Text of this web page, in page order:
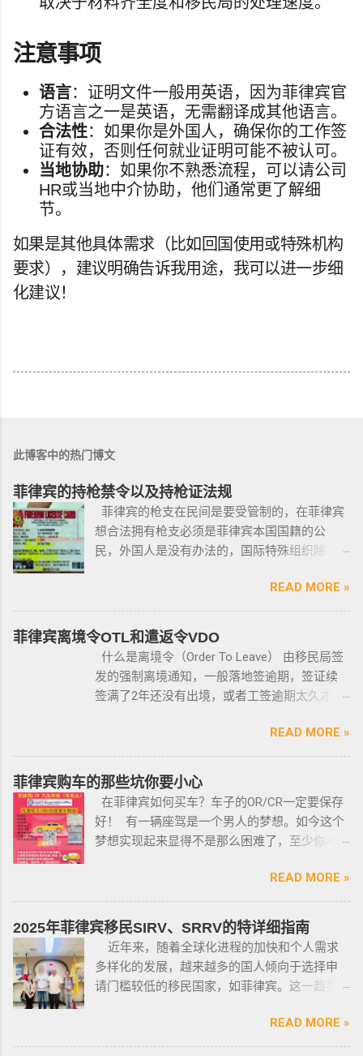
注意事项
语言：证明文件一般用英语，因为菲律宾官
方语言之一是英语，无需翻译成其他语言。
合法性：如果你是外国人，确保你的工作签
证有效，否则任何就业证明可能不被认可。
当地协助：如果你不熟悉流程，可以请公司
HR或当地中介协助，他们通常更了解细
节。
如果是其他具体需求（比如回国使用或特殊机构
要求），建议明确告诉我用途，我可以进一步细
化建议！
此博客中的热门博文
菲律宾的持枪禁令以及持枪证法规
菲律宾的枪支在民间是要受管制的，在菲律宾
想合法拥有枪支必须是菲律宾本国国籍的公
民，外国人是没有办法的，国际特殊组织除
格，例如，枪支的所有权，由菲律宾国家警察
局的枪支和爆炸物部门监管，该部门先进行背
景调查，再向申请人发放枪支许可证，如果想
获得枪支，这个审核的过程是必不可少的。 在
菲律宾申请合法持有枪支，申请人必须年满21
岁，并且通过背景调查，才能获得持有执照。
丶精神病学检查丶国家警察许可丶参加菲律宾
宾的相关法律，一些行业的从业人员如律师丶
菲律宾律师协会的成员丶注册会计师丶有资质
的媒体从业人员丶出纳丶银行柜员丶天主教神
父丶基督教牧师丶犹太教拉比丶伊斯兰教阿訇
小型枪械，原因是他们的职业“岌岌可危”。 只有
处于实际的威胁之下，或者由于职业丶专业或
商业性质而处于危险之中的人，才会被认定为
有资格申请。 由于经商需要，存在较高风险成
为犯罪分子目标的商人，也可以申请携带许可
证。 据悉，这些行业的人们必须通过药物和心
的两年以上徒刑的案子，才可以获得特殊枪支
READ MORE »
菲律宾离境令OTL和遣返令VDO
什么是离境令（Order To Leave） 由移民局签
发的强制离境通知，一般落地签逾期，签证续
签满了2年还没有出境，或者工签逾期太久才降
工签，47a(2)签证，降签之后，也是带离境令
的，移民局要求必须离境。 多数情况下，被发
离境令，只要在规定时间内离开菲律宾，是不
会上移民局黑名单的。想了解更多最新信息欢
迎联系和咨询我们，微信：BGC998 电报
@BGC998 Whats app：+63 912-0912-222 电
请主动告知咨询项目，菲律宾MAKATI 实体公
什么是遣返令VDO（Voluntary Deportation
Order） 一般都是非法行为导致被遣返，情节比
较严重。例如19-20年，很多客户是非法用落地
签转旅游签。 一般遣返客户都会成为“菲律宾不
次再来需要洗黑。 哪些情况会被遣返？ 1. 落地
签转旅游签的旅客，如果没有提前在移民局处
READ MORE »
菲律宾购车的那些坑你要小心
在菲律宾如何买车？车子的OR/CR一定要保存
好！ 有一辆座驾是一个男人的梦想。如今这个
梦想实现起来显得不是那么困难了，至少你不
律宾就可以买一辆代步车，所以此贴仅供预算
有限的新人提供参考，大神勿喷。 废话不多
说，菲律宾买车的时候最好选择本地人开的车
行，年限4年内的最好，一般没啥通病，最好自
己去网上搜索，二手车网站也可以，原因我就
不详细说明了，中国人卖的车很多调表 很多有
急下单，一定要多渠道比价，多维度评估，最
READ MORE »
2025年菲律宾移民SIRV、SRRV的特详细指南
近年来，随着全球化进程的加快和个人需求
多样化的发展，越来越多的国人倾向于选择申
请门槛较低的移民国家，如菲律宾。这一趋势
申请菲律宾的移民签证呢？ 接下来，我们将
分析菲律宾移民签证之所以 备受欢迎的几大原
READ MORE »